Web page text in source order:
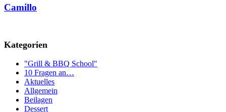
Camillo
Kategorien
"Grill & BBQ School"
10 Fragen an…
Aktuelles
Allgemein
Beilagen
Dessert